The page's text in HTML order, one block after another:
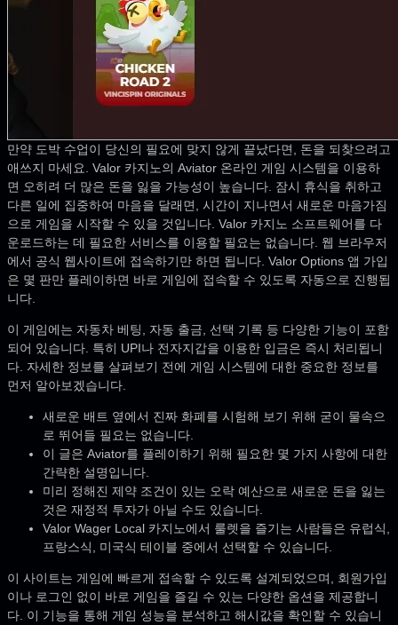
만약 도박 수업이 당신의 필요에 맞지 않게 끝났다면, 돈을 되찾으려고
애쓰지 마세요. Valor 카지노의 Aviator 온라인 게임 시스템을 이용하
면 오히려 더 많은 돈을 잃을 가능성이 높습니다. 잠시 휴식을 취하고
다른 일에 집중하여 마음을 달래면, 시간이 지나면서 새로운 마음가짐
으로 게임을 시작할 수 있을 것입니다. Valor 카지노 소프트웨어를 다
운로드하는 데 필요한 서비스를 이용할 필요는 없습니다. 웹 브라우저
에서 공식 웹사이트에 접속하기만 하면 됩니다. Valor Options 앱 가입
은 몇 판만 플레이하면 바로 게임에 접속할 수 있도록 자동으로 진행됩
니다.
이 게임에는 자동차 베팅, 자동 출금, 선택 기록 등 다양한 기능이 포함
되어 있습니다. 특히 UPI나 전자지갑을 이용한 입금은 즉시 처리됩니
다. 자세한 정보를 살펴보기 전에 게임 시스템에 대한 중요한 정보를
먼저 알아보겠습니다.
새로운 배트 옆에서 진짜 화폐를 시험해 보기 위해 굳이 물속으
로 뛰어들 필요는 없습니다.
이 글은 Aviator를 플레이하기 위해 필요한 몇 가지 사항에 대한
간략한 설명입니다.
미리 정해진 제약 조건이 있는 오락 예산으로 새로운 돈을 잃는
것은 재정적 투자가 아닐 수도 있습니다.
Valor Wager Local 카지노에서 룰렛을 즐기는 사람들은 유럽식,
프랑스식, 미국식 테이블 중에서 선택할 수 있습니다.
이 사이트는 게임에 빠르게 접속할 수 있도록 설계되었으며, 회원가입
이나 로그인 없이 바로 게임을 즐길 수 있는 다양한 옵션을 제공합니
다. 이 기능을 통해 게임 성능을 분석하고 해시값을 확인할 수 있습니